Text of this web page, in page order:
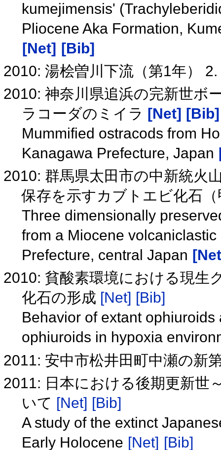
kumejimensis'
Pliocene Aka Formation,
[Net]
[Bib]
2010: 湯桧曽川下流（第1年）
2010: 神奈川県追浜の完新世ボ
ラコーダのミイラ [Net] [Bib]
Mummified ostracods from
Kanagawa Prefecture, Japan
2010: 群馬県太田市の中新統火
保存を示すカブトエビ化石
Three dimensionally
from a Miocene
Prefecture, central Japan
2010: 貧酸素環境における現生
化石の形成 [Net] [Bib]
Behavior of extant
ophiuroids in hypoxia
2011: 安中市松井田町中瀬の新
2011: 日本における後期更新世
いて [Net] [Bib]
A study of the extinct
Early Holocene [Net] [Bib]